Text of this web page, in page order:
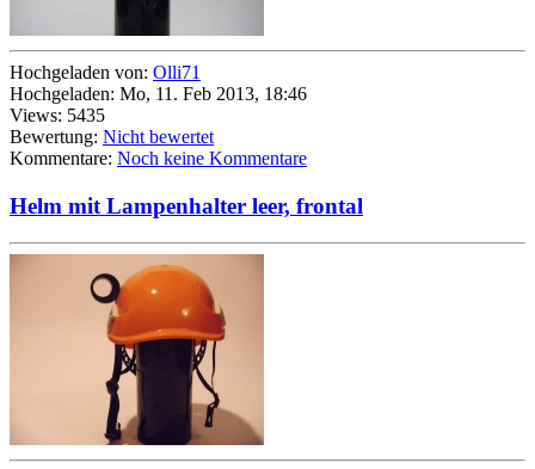
Hochgeladen von: Olli71
Hochgeladen: Mo, 11. Feb 2013, 18:46
Views: 5435
Bewertung: Nicht bewertet
Kommentare: Noch keine Kommentare
Helm mit Lampenhalter leer, frontal